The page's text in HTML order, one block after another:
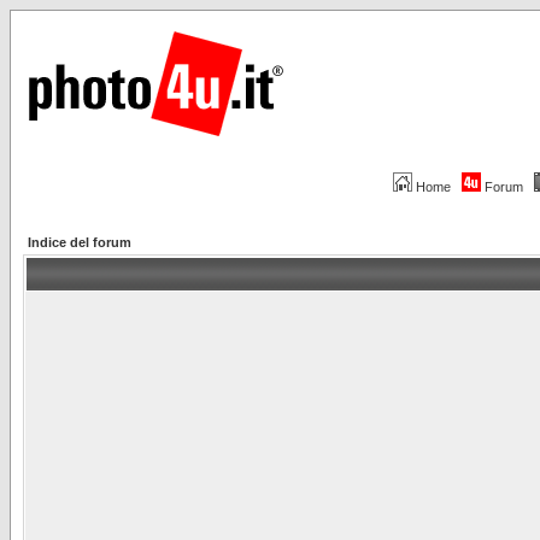
Home Forum
Indice del forum